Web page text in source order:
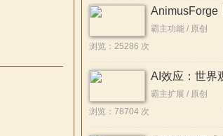
霸主功能 / 原创
浏览：25286 次
霸主扩展 / 原创
浏览：78704 次